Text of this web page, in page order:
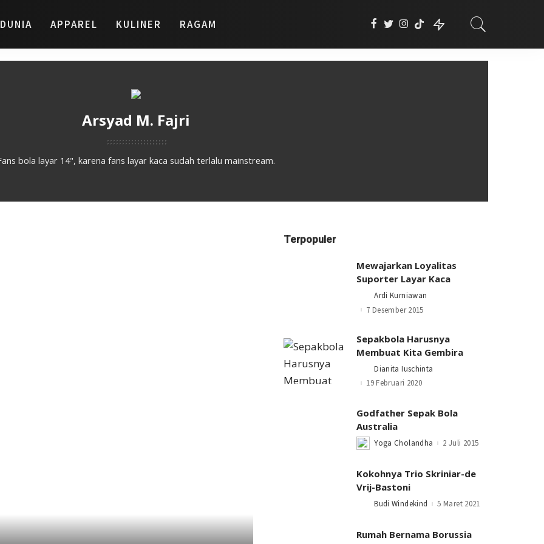
DUNIA APPAREL KULINER RAGAM
Arsyad M. Fajri
bola layar 14", karena fans layar kaca sudah terlalu mainstream.
Terpopuler
Mewajarkan Loyalitas
Suporter Layar Kaca
Posted
by
Ardi Kurniawan
7 Desember 2015
Sepakbola Harusnya
Membuat Kita Gembira
Posted
by
Dianita Iuschinta
19 Februari 2020
Godfather Sepak Bola
Australia
PostedYoga Cholandha 2 Juli 2015
Kokohnya Trio Skriniar-de
Vrij-Bastoni
PostedBudi Windekind 5 Maret 2021
Rumah Bernama Borussia